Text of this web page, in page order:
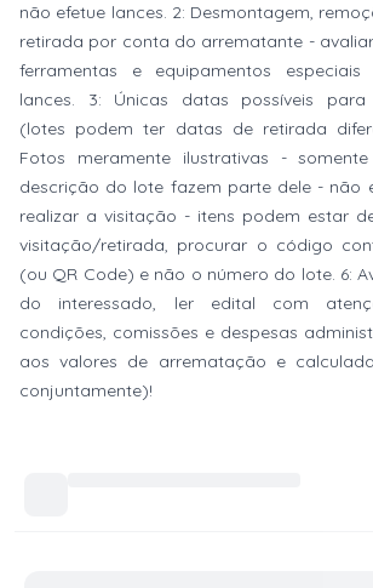
não efetue lances. 2: Desmontagem,
retirada por conta do arrematante -
ferramentas e equipamentos
lances. 3: Únicas datas possíveis para
(lotes podem ter datas de retirada
Fotos meramente ilustrativas -
descrição do lote fazem parte dele - não
realizar a visitação - itens podem estar
visitação/retirada, procurar o código
(ou QR Code) e não o número do lote. 6:
do interessado, ler edital com
condições, comissões e despesas
aos valores de arrematação e
conjuntamente)!